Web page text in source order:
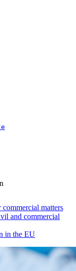
matters
and commercial
in the EU